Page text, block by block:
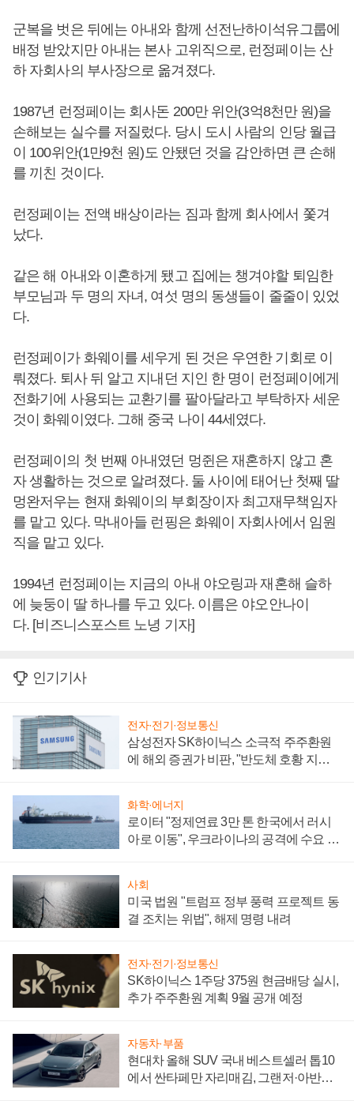
군복을 벗은 뒤에는 아내와 함께 선전난하이석유그룹에
배정 받았지만 아내는 본사 고위직으로, 런정페이는 산
하 자회사의 부사장으로 옮겨졌다.
1987년 런정페이는 회사돈 200만 위안(3억8천만 원)을
손해보는 실수를 저질렀다. 당시 도시 사람의 인당 월급
이 100위안(1만9천 원)도 안됐던 것을 감안하면 큰 손해
를 끼친 것이다.
런정페이는 전액 배상이라는 짐과 함께 회사에서 쫓겨
났다.
같은 해 아내와 이혼하게 됐고 집에는 챙겨야할 퇴임한
부모님과 두 명의 자녀, 여섯 명의 동생들이 줄줄이 있었
다.
런정페이가 화웨이를 세우게 된 것은 우연한 기회로 이
뤄졌다. 퇴사 뒤 알고 지내던 지인 한 명이 런정페이에게
전화기에 사용되는 교환기를 팔아달라고 부탁하자 세운
것이 화웨이였다. 그해 중국 나이 44세였다.
런정페이의 첫 번째 아내였던 멍쥔은 재혼하지 않고 혼
자 생활하는 것으로 알려졌다. 둘 사이에 태어난 첫째 딸
멍완저우는 현재 화웨이의 부회장이자 최고재무책임자
를 맡고 있다. 막내아들 런핑은 화웨이 자회사에서 임원
직을 맡고 있다.
1994년 런정페이는 지금의 아내 야오링과 재혼해 슬하
에 늦둥이 딸 하나를 두고 있다. 이름은 야오안나이
다. [비즈니스포스트 노녕 기자]
인기기사
전자·전기·정보통신
삼성전자 SK하이닉스 소극적 주주환원
에 해외 증권가 비판, "반도체 호황 지속
화학·에너지
로이터 "정제연료 3만 톤 한국에서 러시
아로 이동", 우크라이나의 공격에 수요 늘
사회
미국 법원 "트럼프 정부 풍력 프로젝트 동
결 조치는 위법", 해제 명령 내려
전자·전기·정보통신
SK하이닉스 1주당 375원 현금배당 실시,
추가 주주환원 계획 9월 공개 예정
자동차·부품
현대차 올해 SUV 국내 베스트셀러 톱10
에서 싼타페만 자리매김, 그랜저·아반떼